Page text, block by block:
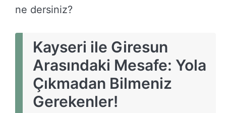
ne dersiniz?
Kayseri ile Giresun
Arasındaki Mesafe: Yola
Çıkmadan Bilmeniz
Gerekenler!